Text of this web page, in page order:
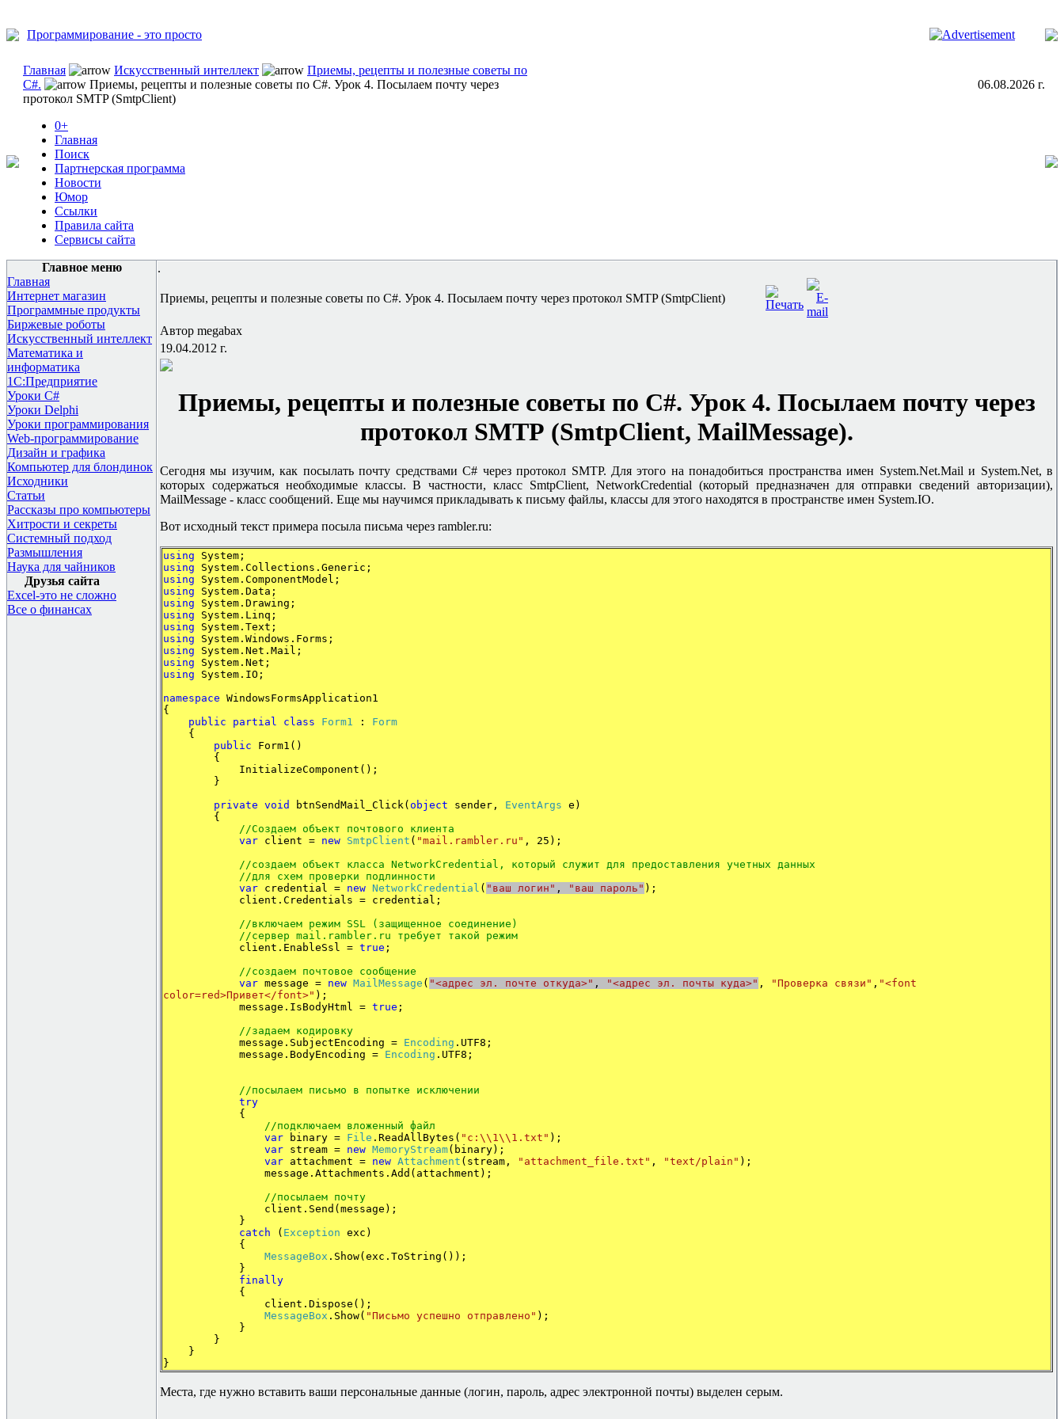
Программирование - это просто
Главная Искусственный интеллект
Приемы, рецепты и полезные советы по
C#.
Приемы, рецепты и полезные советы по C#. Урок 4. Посылаем почту через
протокол SMTP (SmtpClient)
06.08.2026 г.
0+
Главная
Поиск
Партнерская программа
Новости
Юмор
Ссылки
Правила сайта
Сервисы сайта
Главное меню
Главная
Интернет магазин
Программные продукты
Биржевые роботы
Искусственный интеллект
Математика и
информатика
1С:Предприятие
Уроки C#
Уроки Delphi
Уроки программирования
Web-программирование
Дизайн и графика
Компьютер для блондинок
Исходники
Статьи
Рассказы про компьютеры
Хитрости и секреты
Системный подход
Размышления
Наука для чайников
Друзья сайта
Excel-это не сложно
Все о финансах
.
Приемы, рецепты и полезные советы по C#. Урок 4. Посылаем почту через протокол SMTP (SmtpClient)
Автор megabax
19.04.2012 г.
Приемы, рецепты и полезные советы по C#. Урок 4. Посылаем почту через
протокол SMTP (SmtpClient, MailMessage).
Сегодня мы изучим, как посылать почту средствамиC# через протокол SMTP. Для этого на понадобиться пространства имен System.Net.Mail и System.Net, в
которых содержаться необходимые классы. В частности, класс SmtpClient, NetworkCredential (который предназначен для отправки сведений авторизации),
MailMessage - класс сообщений. Еще мы научимся прикладывать к письму файлы, классы для этого находятся в пространстве имен System.IO.
Вот исходный текст примера посыла письма через rambler.ru:
using System;
using System.Collections.Generic;
using System.ComponentModel;
using System.Data;
using System.Drawing;
using System.Linq;
using System.Text;
using System.Windows.Forms;
using System.Net.Mail;
using System.Net;
using System.IO;
namespace WindowsFormsApplication1
{
public
partial class Form1 : Form
{
public Form1()
{
InitializeComponent();
}
private void btnSendMail_Click( object sender, EventArgs e)
{
//Создаем объект почтового
клиента
var client = new SmtpClient ( "mail.rambler.ru" , 25);
//создаем объект класса NetworkCredential, который служит для предоставления учетных данных
//для схем проверки
подлинности
var credential = new NetworkCredential ( " ваш логин " , " ваш пароль " );
client.Credentials = credential;
//включаем режим SSL ( защищенное соединение )
//сервер mail.rambler.ru требует такой режим
client.EnableSsl = true ;
//создаем почтовое сообщение
var message = new MailMessage ( "<адрес эл. почте откуда>" , "<адрес эл. почты куда>" , "Проверка связи" , "<font
color=red>Привет</font>" );
message.IsBodyHtml = true ;
//задаем кодировку
message.SubjectEncoding = Encoding .UTF8;
message.BodyEncoding = Encoding .UTF8;
//посылаем письмо в попытке исключении
try
{
//подключаем вложенный файл
var binary = File .ReadAllBytes( "c:\\1\\1.txt" );
var stream = new MemoryStream(binary);
var attachment = new Attachment (stream, "attachment_file.txt" , "text/plain" );
message.Attachments.Add(attachment);
//посылаем почту
client.Send(message);
}
catch ( Exception exc)
{
MessageBox .Show(exc.ToString());
}
finally
{
client.Dispose();
MessageBox .Show( "Письмо успешно отправлено" );
}
}
}
}
Места, где нужно вставить ваши персональные данные (логин, пароль, адрес электронной почты) выделен серым.